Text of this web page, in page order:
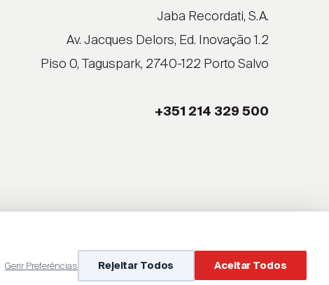
Jaba Recordati, S.A.
Av. Jacques Delors, Ed. Inovação 1.2
Piso 0, Taguspark, 2740-122 Porto Salvo
+351 214 329 500
Gerir Preferências Rejeitar Todos Aceitar Todos